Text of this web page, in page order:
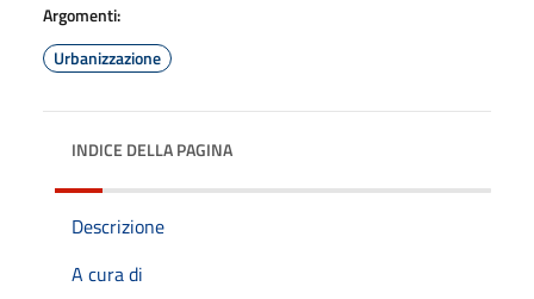
Argomenti:
Urbanizzazione
INDICE DELLA PAGINA
Descrizione
A cura di